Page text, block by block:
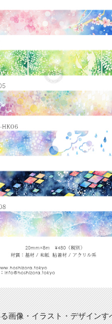
画像・イラスト・デザインす